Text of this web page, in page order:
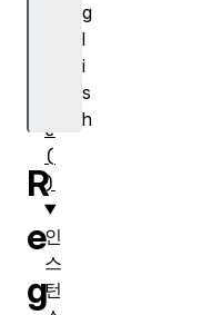
g
l
i
s
h
R
e
g
e
(
)
인
스
턴